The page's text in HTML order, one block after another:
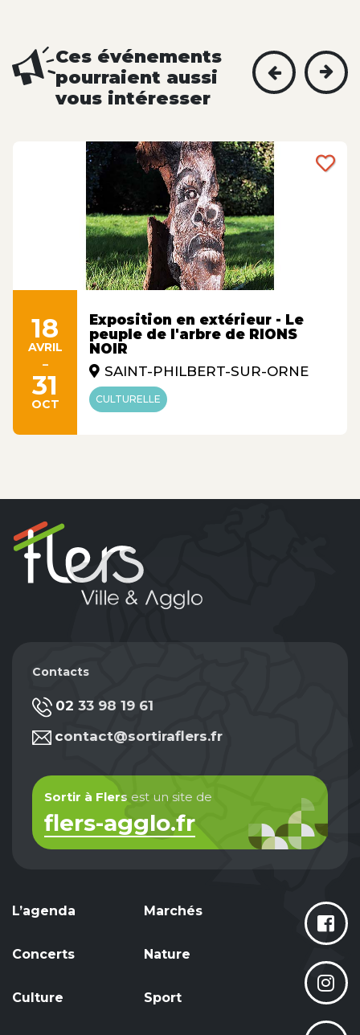
Ces événements
pourraient aussi
vous intéresser
18
AVRIL
-
31
OCT
Exposition en extérieur - Le
peuple de l'arbre de RIONS
NOIR
SAINT-PHILBERT-SUR-ORNE
CULTURELLE
Contacts
02 33 98 19 61
contact@sortiraflers.fr
Sortir à Flers est un site de
flers-agglo.fr
L’agenda
Concerts
Culture
Marchés
Nature
Sport